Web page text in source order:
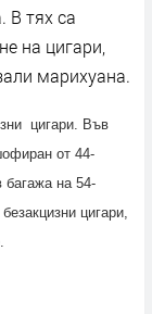
В тях са
на цигари,
марихуана.
цигари. Във
от 44-
багажа на 54-
цигари,